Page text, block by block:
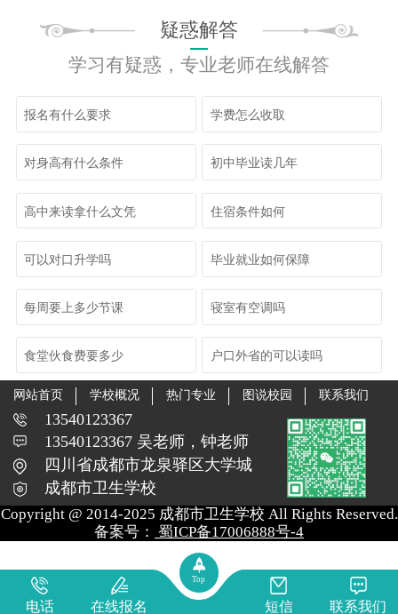
疑惑解答
学习有疑惑，专业老师在线解答
报名有什么要求 学费怎么收取
对身高有什么条件 初中毕业读几年
高中来读拿什么文凭 住宿条件如何
可以对口升学吗 毕业就业如何保障
每周要上多少节课 寝室有空调吗
食堂伙食费要多少 户口外省的可以读吗
网站首页 学校概况 热门专业 图说校园 联系我们
13540123367
13540123367 吴老师，钟老师
四川省成都市龙泉驿区大学城
成都市卫生学校
Copyright @ 2014-2025 成都市卫生学校 All Rights Reserved.
备案号： 蜀ICP备17006888号-4
电话 在线报名
Top
短信 联系我们